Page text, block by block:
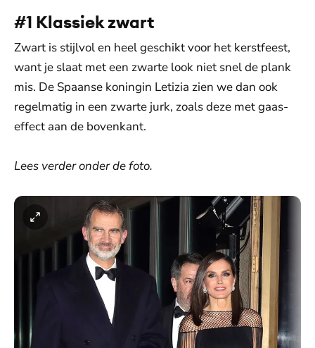
#1 Klassiek zwart
Zwart is stijlvol en heel geschikt voor het kerstfeest,
want je slaat met een zwarte look niet snel de plank
mis. De Spaanse koningin Letizia zien we dan ook
regelmatig in een zwarte jurk, zoals deze met gaas-
effect aan de bovenkant.
Lees verder onder de foto.